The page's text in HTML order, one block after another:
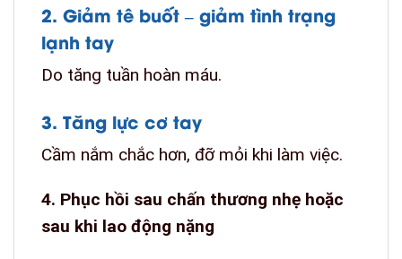
2. Giảm tê buốt – giảm tình trạng
lạnh tay
Do tăng tuần hoàn máu.
3. Tăng lực cơ tay
Cầm nắm chắc hơn, đỡ mỏi khi làm việc.
4. Phục hồi sau chấn thương nhẹ hoặc
sau khi lao động nặng